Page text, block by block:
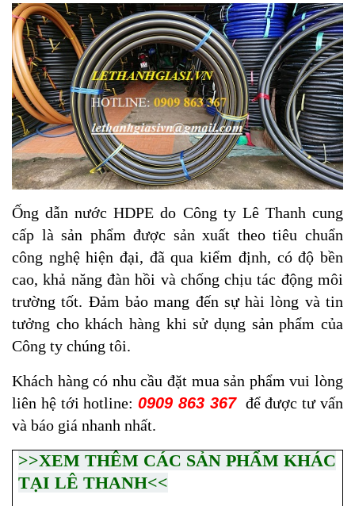
Ống dẫn nước HDPE do Công ty Lê Thanh cung
cấp là sản phẩm được sản xuất theo tiêu chuẩn
công nghệ hiện đại, đã qua kiểm định, có độ bền
cao, khả năng đàn hồi và chống chịu tác động môi
trường tốt. Đảm bảo mang đến sự hài lòng và tin
tưởng cho khách hàng khi sử dụng sản phẩm của
Công ty chúng tôi.
Khách hàng có nhu cầu đặt mua sản phẩm vui lòng
liên hệ tới hotline:0909 863 367để được tư vấn
và báo giá nhanh nhất.
>>XEM THÊM CÁC SẢN PHẨM KHÁC
TẠI LÊ THANH<<